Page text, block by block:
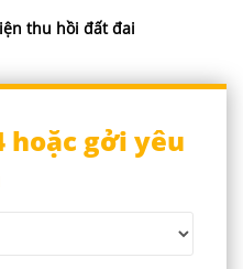
thu hồi đất đai
hoặc gởi yêu